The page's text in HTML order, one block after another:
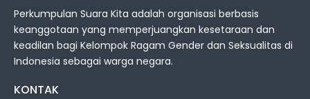
Perkumpulan Suara Kita adalah organisasi berbasis
keanggotaan yang memperjuangkan kesetaraan dan
keadilan bagi Kelompok Ragam Gender dan Seksualitas di
Indonesia sebagai warga negara.
KONTAK